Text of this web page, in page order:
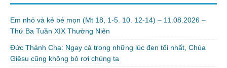
Em nhỏ và kẻ bé mọn (Mt 18, 1-5. 10. 12-14) – 11.08.2026 –
Thứ Ba Tuần XIX Thường Niên
Đức Thánh Cha: Ngay cả trong những lúc đen tối nhất, Chúa
Giêsu cũng không bỏ rơi chúng ta